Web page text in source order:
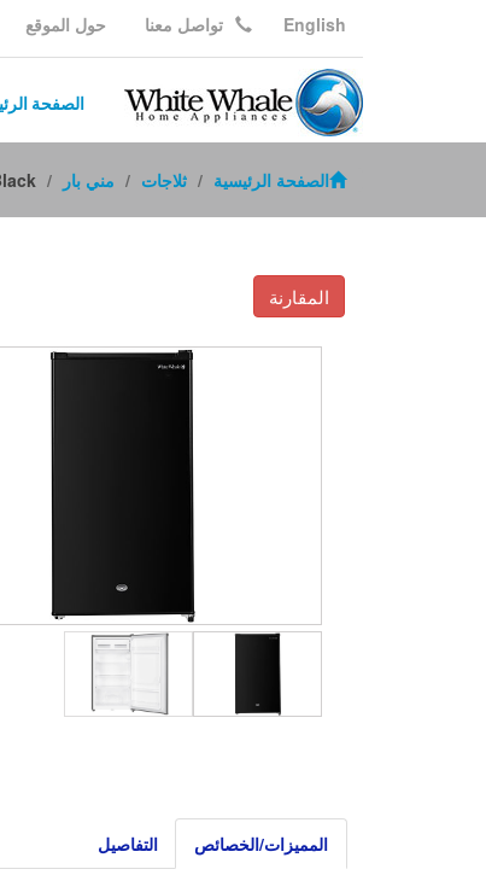
English تواصل معنا حول الموقع
الصفحة
الصفحة الرئيسية ثلاجات مني بار
المقارنة
المميزات/الخصائص التفاصيل